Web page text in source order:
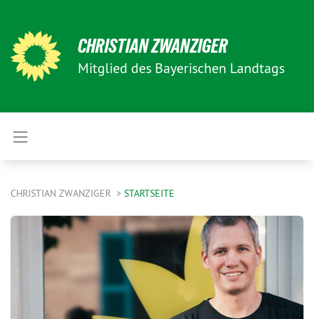
CHRISTIAN ZWANZIGER
Mitglied des Bayerischen Landtags
CHRISTIAN ZWANZIGER STARTSEITE